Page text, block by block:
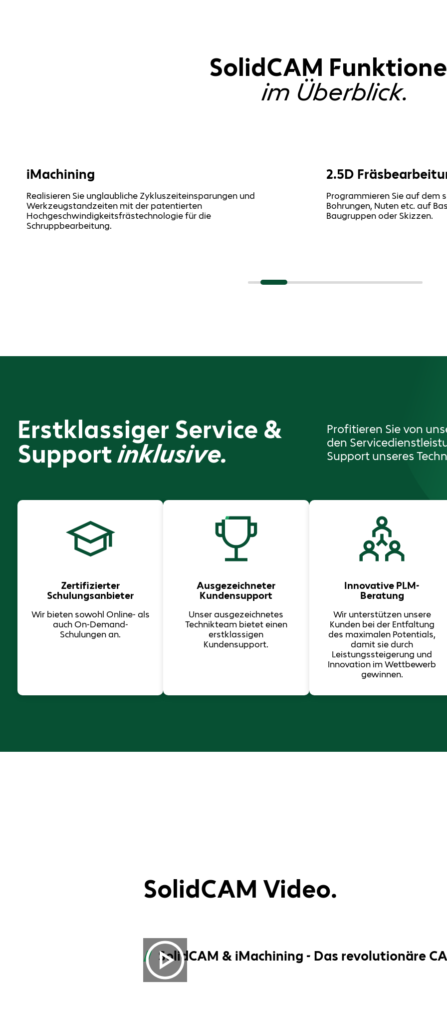
SolidCAM
im Überblick.
iMachining
Realisieren Sie unglaubliche Zykluszeiteinsparungen und
Werkzeugstandzeiten mit der patentierten
Hochgeschwindigkeitsfrästechnologie für die
Schruppbearbeitung.
2.5D
Programmieren Sie auf dem
Bohrungen, Nuten etc. auf
Baugruppen oder Skizzen.
Erstklassiger Service &
Supportinklusive.
Profitieren Sie von
den
Support unseres
Zertifizierter
Schulungsanbieter
Wir bieten sowohl Online- als
auch On-Demand-
Schulungen an.
Ausgezeichneter
Kundensupport
Unser ausgezeichnetes
Technikteam bietet einen
erstklassigen
Kundensupport.
Innovative PLM-
Beratung
Wir unterstützen unsere
Kunden bei der Entfaltung
des maximalen Potentials,
damit sie durch
Leistungssteigerung und
Innovation im Wettbewerb
gewinnen.
SolidCAM Video.
SolidCAM & iMachining - Das revolutionäre